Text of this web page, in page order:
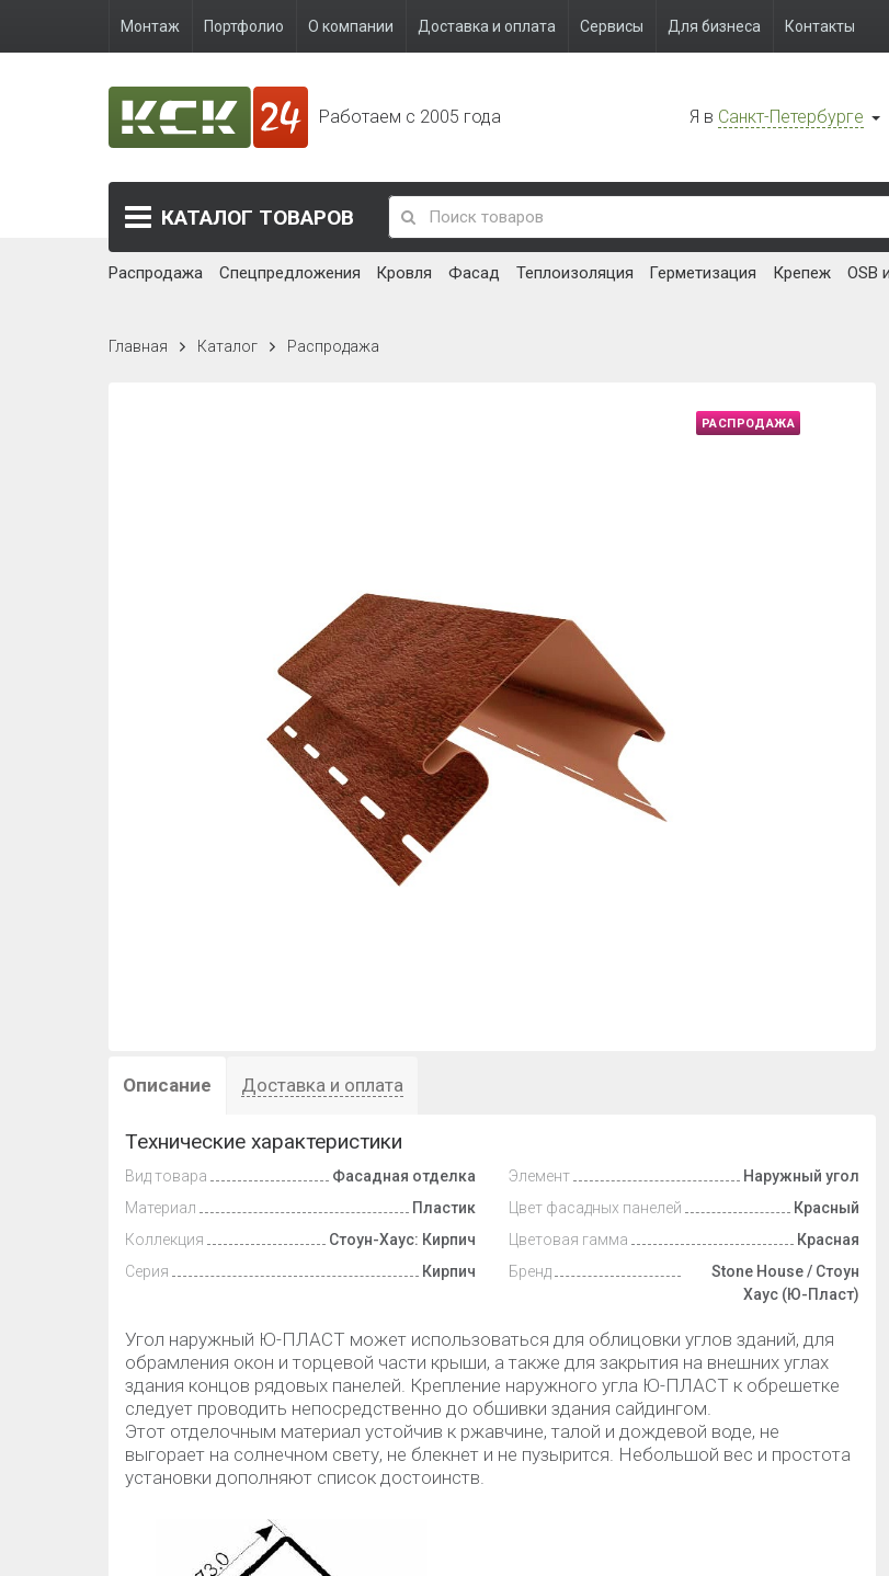
Монтаж Портфолио О компании Доставка и оплата Сервисы Для бизнеса Контакты
Работаем с 2005 года Я в Санкт-Петербурге
КАТАЛОГ ТОВАРОВ
Распродажа Спецпредложения Кровля Фасад Теплоизоляция Герметизация Крепеж OSB
Главная Каталог Распродажа
РАСПРОДАЖА
Описание Доставка и оплата
Технические характеристики
Вид товара
Фасадная отделка
Материал
Пластик
Коллекция
Стоун-Хаус: Кирпич
Серия
Кирпич
Элемент
Наружный угол
Цвет фасадных панелей
Красный
Цветовая гамма
Красная
Бренд
Stone House / Стоун
Хаус (Ю-Пласт)
Угол наружный Ю-ПЛАСТ может использоваться для облицовки углов зданий, для
обрамления окон и торцевой части крыши, а также для закрытия на внешних углах
здания концов рядовых панелей. Крепление наружного угла Ю-ПЛАСТ к обрешетке
следует проводить непосредственно до обшивки здания сайдингом.
Этот отделочным материал устойчив к ржавчине, талой и дождевой воде, не
выгорает на солнечном свету, не блекнет и не пузырится. Небольшой вес и простота
установки дополняют список достоинств.